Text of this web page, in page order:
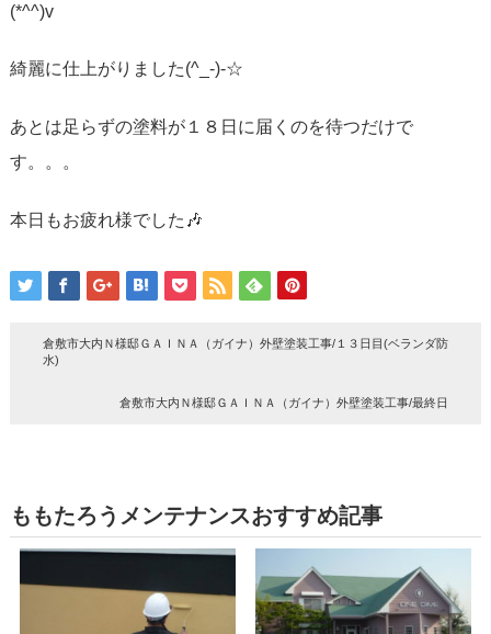
(*^^)v
綺麗に仕上がりました(^_-)-☆
あとは足らずの塗料が１８日に届くのを待つだけで
す。。。
本日もお疲れ様でした🎶
倉敷市大内Ｎ様邸ＧＡＩＮＡ（ガイナ）外壁塗装工事/１３日目(ベランダ防
水)
倉敷市大内Ｎ様邸ＧＡＩＮＡ（ガイナ）外壁塗装工事/最終日
ももたろうメンテナンスおすすめ記事